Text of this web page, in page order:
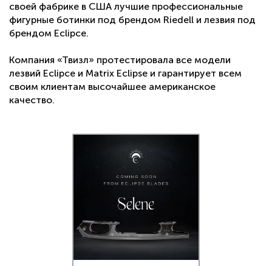
своей фабрике в США лучшие профессиональные
фигурные ботинки под брендом Riedell и лезвия под
брендом Eclipce.
Компания «Твизл» протестировала все модели
лезвий Eclipce и Matrix Eclipse и гарантирует всем
своим клиентам высочайшее американское
качество.